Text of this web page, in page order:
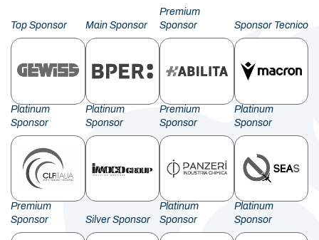
Top Sponsor Main Sponsor
Premium
Sponsor
Sponsor Tecnico
Platinum
Sponsor
Platinum
Sponsor
Premium
Sponsor
Platinum
Sponsor
Premium
Sponsor
Silver Sponsor
Platinum
Sponsor
Platinum
Sponsor